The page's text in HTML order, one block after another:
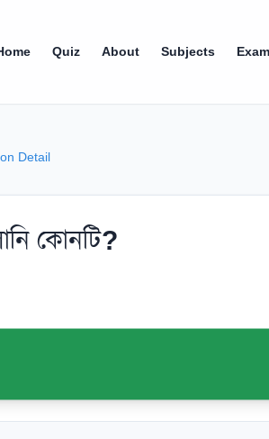
Quiz About Subjects
Detail
কোনটি?